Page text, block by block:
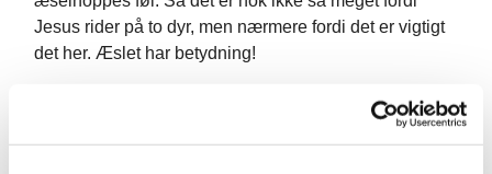
Jesus rider på to dyr, men nærmere fordi det er vigtigt
det her. Æslet har betydning!
Gud kommer os i møde på et meget vigtigt æsel. Ja
man kan sige at æslet er en nøgle til freden. En nøgle
eller en kode til fred. Den fred som skulle være i